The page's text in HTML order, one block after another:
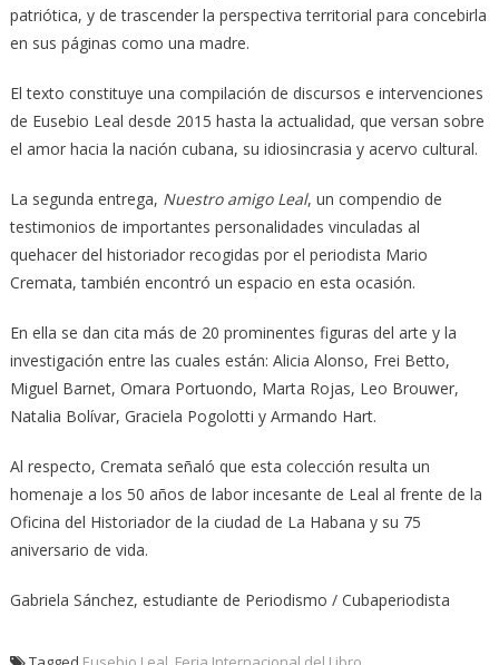
patriótica, y de trascender la perspectiva territorial para concebirla
en sus páginas como una madre.
El texto constituye una compilación de discursos e intervenciones
de Eusebio Leal desde 2015 hasta la actualidad, que versan sobre
el amor hacia la nación cubana, su idiosincrasia y acervo cultural.
La segunda entrega, Nuestro amigo Leal, un compendio de
testimonios de importantes personalidades vinculadas al
quehacer del historiador recogidas por el periodista Mario
Cremata, también encontró un espacio en esta ocasión.
En ella se dan cita más de 20 prominentes figuras del arte y la
investigación entre las cuales están: Alicia Alonso, Frei Betto,
Miguel Barnet, Omara Portuondo, Marta Rojas, Leo Brouwer,
Natalia Bolívar, Graciela Pogolotti y Armando Hart.
Al respecto, Cremata señaló que esta colección resulta un
homenaje a los 50 años de labor incesante de Leal al frente de la
Oficina del Historiador de la ciudad de La Habana y su 75
aniversario de vida.
Gabriela Sánchez, estudiante de Periodismo / Cubaperiodista